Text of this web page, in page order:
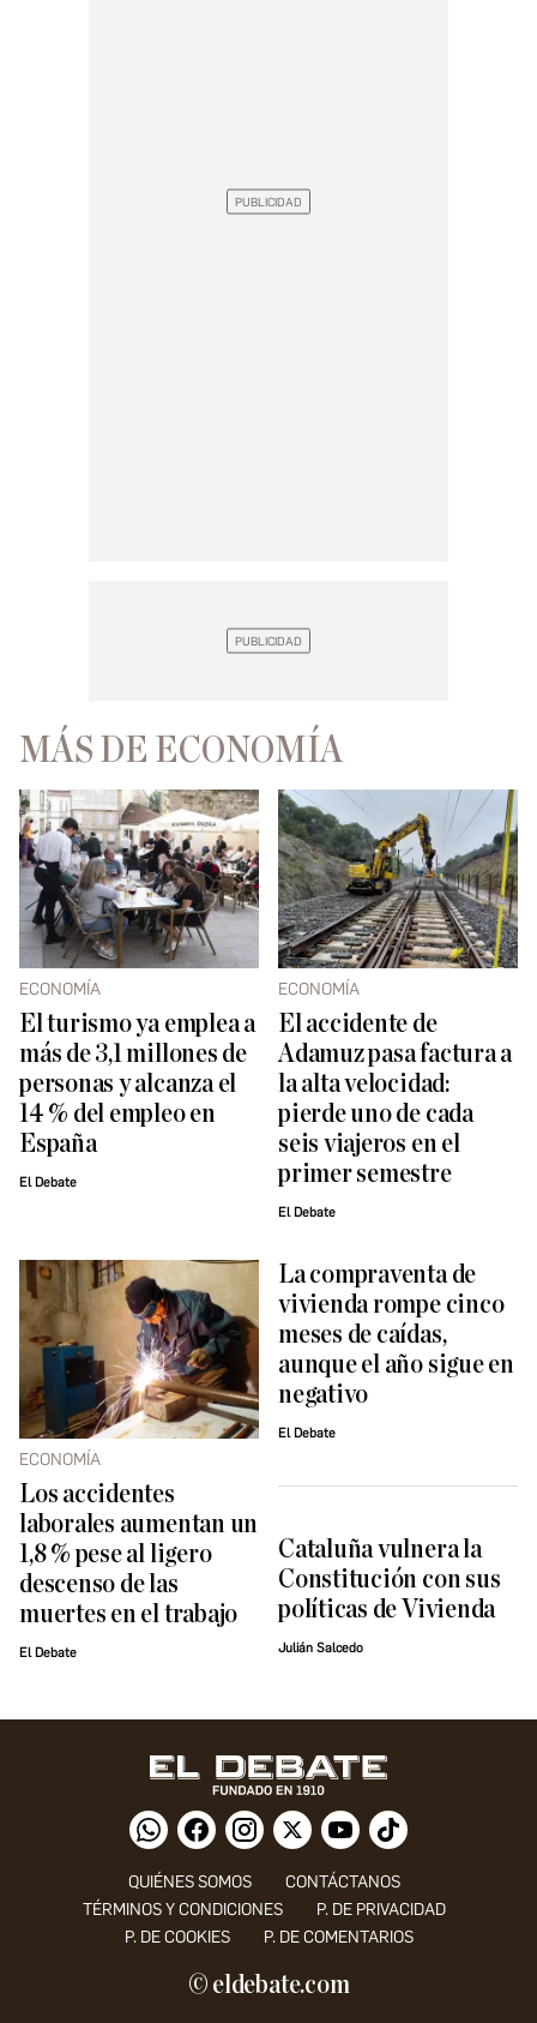
MÁS DE ECONOMÍA
ECONOMÍA
El turismo ya emplea a
más de 3,1 millones de
personas y alcanza el
14 % del empleo en
España
El Debate
ECONOMÍA
El accidente de
Adamuz pasa factura a
la alta velocidad:
pierde uno de cada
seis viajeros en el
primer semestre
El Debate
ECONOMÍA
Los accidentes
laborales aumentan un
1,8 % pese al ligero
descenso de las
muertes en el trabajo
El Debate
La compraventa de
vivienda rompe cinco
meses de caídas,
aunque el año sigue en
negativo
El Debate
Cataluña vulnera la
Constitución con sus
políticas de Vivienda
Julián Salcedo
QUIÉNES SOMOS
CONTÁCTANOS
TÉRMINOS Y CONDICIONES
P. DE PRIVACIDAD
P. DE COOKIES
P. DE COMENTARIOS
© eldebate.com